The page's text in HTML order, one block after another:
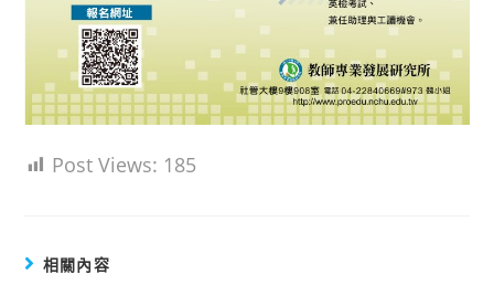
Post Views: 185
相關內容